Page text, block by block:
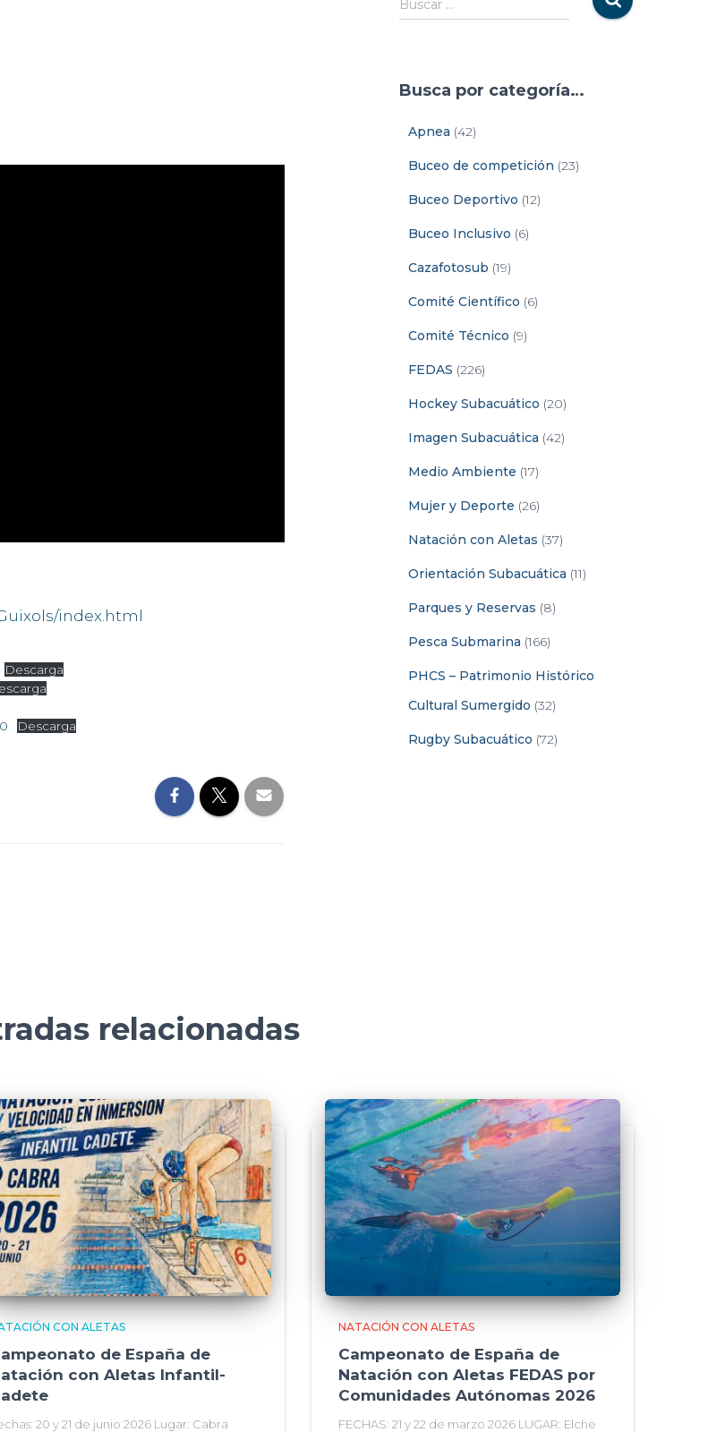
index.html
Descarga
Descarga
Buscar …
Busca por categoría…
Apnea (42)
Buceo de competición (23)
Buceo Deportivo (12)
Buceo Inclusivo (6)
Cazafotosub (19)
Comité Científico (6)
Comité Técnico (9)
FEDAS (226)
Hockey Subacuático (20)
Imagen Subacuática (42)
Medio Ambiente (17)
Mujer y Deporte (26)
Natación con Aletas (37)
Orientación Subacuática (11)
Parques y Reservas (8)
Pesca Submarina (166)
PHCS – Patrimonio Histórico
Cultural Sumergido (32)
Rugby Subacuático (72)
relacionadas
CON ALETAS
de España de
con Aletas Infantil-
20 y 21 de junio 2026 Lugar: Cabra
NATACIÓN CON ALETAS
Campeonato de España de
Natación con Aletas FEDAS por
Comunidades Autónomas 2026
FECHAS: 21 y 22 de marzo 2026 LUGAR: Elche